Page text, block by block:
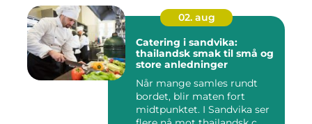
02. aug
Catering i sandvika:
thailandsk smak til små og
store anledninger
Når mange samles rundt
bordet, blir maten fort
midtpunktet. I Sandvika ser